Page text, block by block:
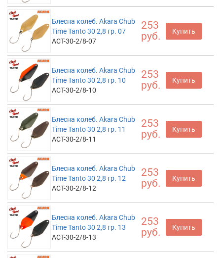
Блесна колеб. Akara Chub
Time Tanto 30 2,8 гр. 07
ACT-30-2/8-07
253
руб.
Купить
Блесна колеб. Akara Chub
Time Tanto 30 2,8 гр. 10
ACT-30-2/8-10
253
руб.
Купить
Блесна колеб. Akara Chub
Time Tanto 30 2,8 гр. 11
ACT-30-2/8-11
253
руб.
Купить
Блесна колеб. Akara Chub
Time Tanto 30 2,8 гр. 12
ACT-30-2/8-12
253
руб.
Купить
Блесна колеб. Akara Chub
Time Tanto 30 2,8 гр. 13
ACT-30-2/8-13
253
руб.
Купить